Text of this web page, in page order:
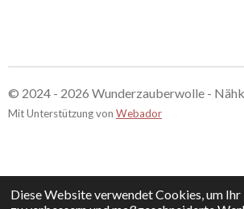
Diese Website verwendet Cookies, um Ihr
© 2024 - 2026 Wunderzauberwolle -
Mit Unterstützung von Webador